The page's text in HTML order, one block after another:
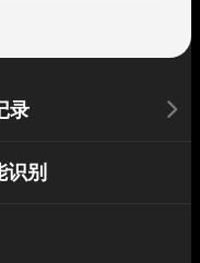
录
别